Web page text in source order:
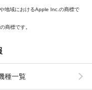
地域におけるApple Inc.の商標で
商標です。
種一覧